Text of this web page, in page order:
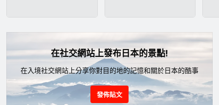
在社交網站上發布日本的景點!
在入境社交網站上分享你對目的地的記憶和關於日本的酷事
發佈貼文